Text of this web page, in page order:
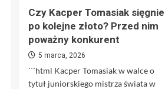
Czy Kacper Tomasiak sięgnie
po kolejne złoto? Przed nim
poważny konkurent
5 marca, 2026
```html Kacper Tomasiak w walce o
tytuł juniorskiego mistrza świata w